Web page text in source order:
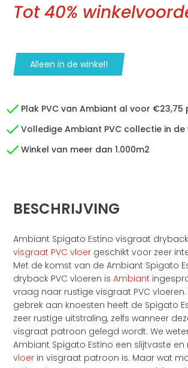
Tot 40%
Alleen in de winkel!
Plak PVC van Ambiant al voor €23,75
Volledige Ambiant PVC collectie in de
Winkel van meer dan 1.000m2
BESCHRIJVING
Ambiant Spigato Estino visgraat
visgraat PVC vloer geschikt voor zeer
Met de komst van de Ambiant Spigato
dryback PVC vloeren isAmbiant
vraag naar rustige visgraat PVC
gebrek aan knoesten heeft de Spigato
zeer rustige uitstraling, zelfs wanneer
visgraat patroon gelegd wordt. We
Ambiant Spigato Estino een slijtvaste en
vloer in visgraat patroon is. Maar wat